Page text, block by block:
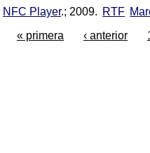
NFC Player.; 2009. RTF
« primera
‹ anterior